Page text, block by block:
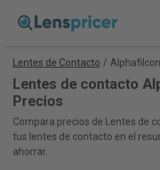
Lentes de Contacto / Alphafilcon
Lentes de contacto
Precios
Compara precios de Lentes de
tus lentes de contacto en el
ahorrar.